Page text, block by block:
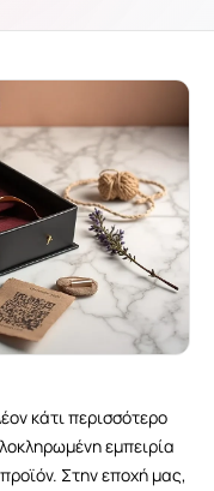
κάτι περισσότερο
εμπειρία
Στην εποχή μας,